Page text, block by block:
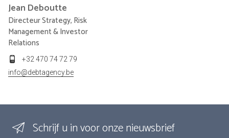
Jean Deboutte
Directeur Strategy, Risk
Management & Investor
Relations
+32 470 74 72 79
info@debtagency.be
Schrijf u in voor onze nieuwsbrief